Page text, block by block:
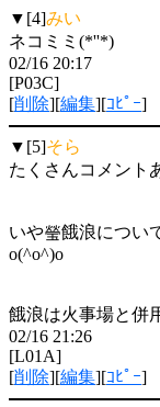
▼[4]みい
ネコミミ(*''*)
02/16 20:17
[P03C]
[削除][編集][ｺﾋﾟｰ]
▼[5]そら
たくさんコメント
いや瑩餓浪につい
o(^o^)o
餓浪は火事場と併
02/16 21:26
[L01A]
[削除][編集][ｺﾋﾟｰ]